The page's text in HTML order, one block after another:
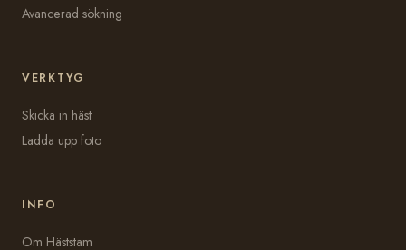
Avancerad sökning
VERKTYG
Skicka in häst
Ladda upp foto
INFO
Om Häststam